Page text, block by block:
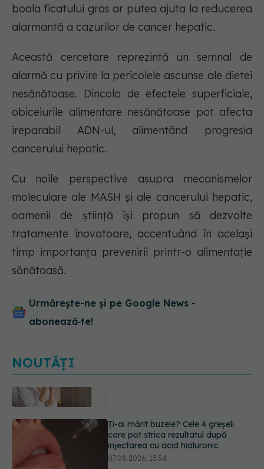
boala ficatului gras ar putea ajuta la reducerea
alarmantă a cazurilor de cancer hepatic.
Această cercetare reprezintă un semnal de
alarmă cu privire la pericolele ascunse ale dietei
nesănătoase. Dincolo de efectele superficiale,
obiceiurile alimentare nesănătoase pot afecta
ireparabil ADN-ul, alimentând progresia
cancerului hepatic.
Cu noile perspective asupra mecanismelor
moleculare ale MASH și ale cancerului hepatic,
oamenii de știință își propun să dezvolte
tratamente inovatoare, accentuând în același
timp importanța prevenirii printr-o alimentație
sănătoasă.
Urmărește-ne și pe Google News -
abonează‑te!
NOUTĂȚI
injectarea cu acid hialuronic
07.08.2026, 13:54